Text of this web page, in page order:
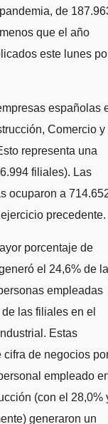
de
que el año
este lunes
españolas
Comercio y
representa una
filiales). Las
ocuparon a
precedente.
porcentaje de
el 24,6% de la
empleadas
las filiales en el
Estas
cifra de negocios
empleado
(con el 28,0%
generaron un